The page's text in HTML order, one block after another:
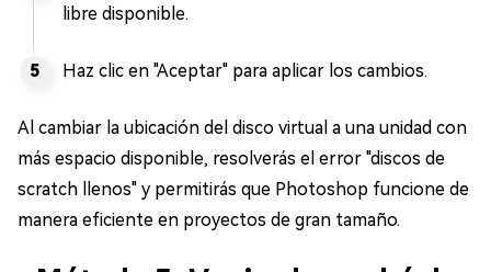
libre disponible.
Haz clic en "Aceptar" para aplicar los cambios.
Al cambiar la ubicación del disco virtual a una unidad con
más espacio disponible, resolverás el error "discos de
scratch llenos" y permitirás que Photoshop funcione de
manera eficiente en proyectos de gran tamaño.